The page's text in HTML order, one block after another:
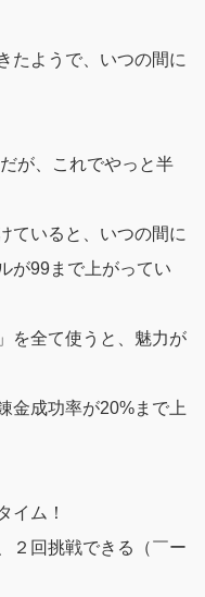
たようで、いつの間に
が、これでやっと半
ていると、いつの間に
が99まで上がってい
を全て使うと、 魅力が
金成功率が20%まで上
イム！
２回挑戦できる（￣ー